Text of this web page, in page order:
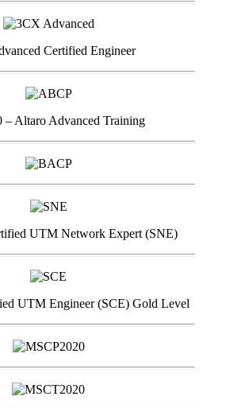
Certified Engineer
– Altaro Advanced Training
UTM Network Expert (SNE)
UTM Engineer (SCE) Gold Level